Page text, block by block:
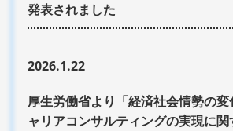
発表されました
2026.1.22
厚生労働省より「経済社会情勢の
ャリアコンサルティングの実現に